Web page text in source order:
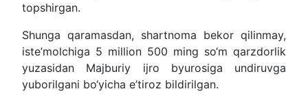
topshirgan.
Shunga qaramasdan, shartnoma bekor qilinmay,
iste’molchiga 5 million 500 ming so‘m qarzdorlik
yuzasidan Majburiy ijro byurosiga undiruvga
yuborilgani bo‘yicha e’tiroz bildirilgan.